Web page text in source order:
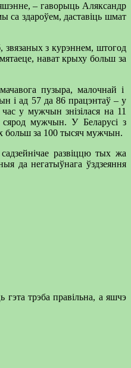
– гаворыць Аляксандр
са здароўем, даставіць шмат
звязаных з курэннем, штогод
нават крыху больш за
пузыра, малочнай і
і ад 57 да 86 працэнтаў – у
у мужчын знізілася на 11
сярод мужчын. У Беларусі з
больш за 100 тысяч мужчын.
развіццю тых жа
да негатыўнага ўздзеяння
гэта трэба правільна, а яшчэ